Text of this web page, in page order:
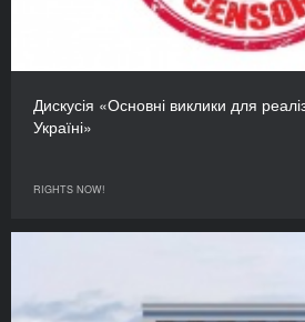
Дискусія «Основні виклики для
Україні»
RIGHTS NOW!